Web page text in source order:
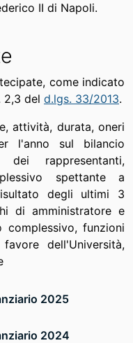
II di Napoli.
come indicato
2,3 del d.lgs. 33/2013.
attività, durata, oneri
l'anno sul bilancio
dei rappresentanti,
spettante a
degli ultimi 3
di amministratore e
funzioni
dell'Università,
2025
2024